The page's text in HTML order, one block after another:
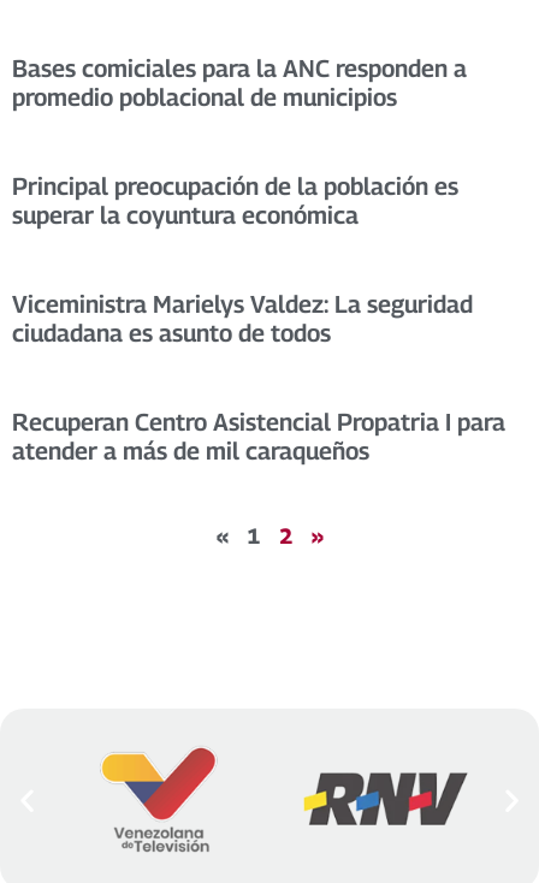
Bases comiciales para la ANC responden a
promedio poblacional de municipios
Principal preocupación de la población es
superar la coyuntura económica
Viceministra Marielys Valdez: La seguridad
ciudadana es asunto de todos
Recuperan Centro Asistencial Propatria I para
atender a más de mil caraqueños
« 1 2 »